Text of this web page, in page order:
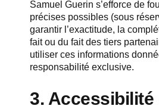
Samuel Guerin s’efforce de
précises possibles (sous
garantir l’exactitude, la
fait ou du fait des tiers
utiliser ces informations
responsabilité exclusive.
3. Accessibilité